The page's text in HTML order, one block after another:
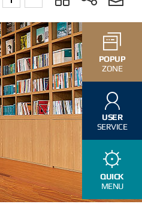
POPUP
ZONE
USER
SERVICE
QUICK
MENU